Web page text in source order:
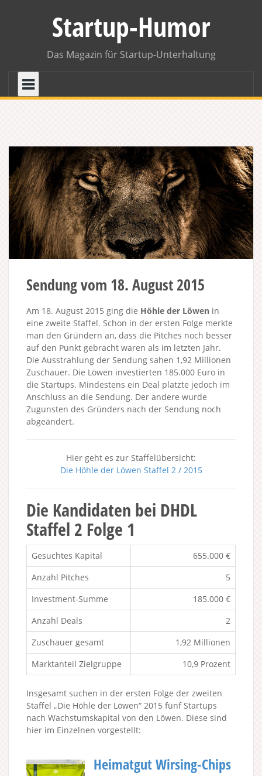
Startup-Humor
Das Magazin für Startup-Unterhaltung
Sendung vom 18. August 2015
Am 18. August 2015 ging die Höhle der Löwen in
eine zweite Staffel. Schon in der ersten Folge merkte
man den Gründern an, dass die Pitches noch besser
auf den Punkt gebracht waren als im letzten Jahr.
Die Ausstrahlung der Sendung sahen 1,92 Millionen
Zuschauer. Die Löwen investierten 185.000 Euro in
die Startups. Mindestens ein Deal platzte jedoch im
Anschluss an die Sendung. Der andere wurde
Zugunsten des Gründers nach der Sendung noch
abgeändert.
Hier geht es zur Staffelübersicht:
Die Höhle der Löwen Staffel 2 / 2015
Die Kandidaten bei DHDL
Staffel 2 Folge 1
Gesuchtes Kapital
655.000 €
Anzahl Pitches
5
Investment-Summe
185.000 €
Anzahl Deals
2
Zuschauer gesamt
1,92 Millionen
Marktanteil Zielgruppe
10,9 Prozent
Insgesamt suchen in der ersten Folge der zweiten
Staffel „Die Höhle der Löwen“ 2015 fünf Startups
nach Wachstumskapital von den Löwen. Diese sind
hier im Einzelnen vorgestellt:
Heimatgut Wirsing-Chips